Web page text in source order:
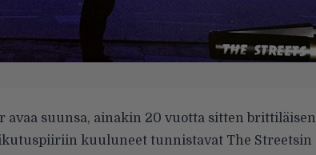
avaa suunsa, ainakin 20 vuotta sitten brittiläisen
kuuluneet tunnistavat The Streetsin